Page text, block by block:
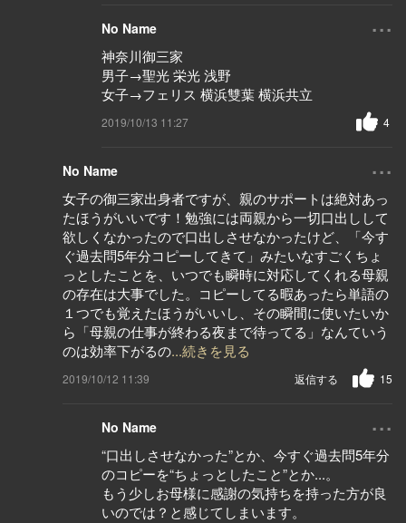
No Name ...
神奈川御三家
男子→聖光 栄光 浅野
女子→フェリス 横浜雙葉 横浜共立
2019/10/13 11:27 4
No Name ...
女子の御三家出身者ですが、親のサポートは絶対あっ
たほうがいいです！勉強には両親から一切口出しして
欲しくなかったので口出しさせなかったけど、「今す
ぐ過去問5年分コピーしてきて」みたいなすごくちょ
っとしたことを、いつでも瞬時に対応してくれる母親
の存在は大事でした。コピーしてる暇あったら単語の
１つでも覚えたほうがいいし、その瞬間に使いたいか
ら「母親の仕事が終わる夜まで待ってる」なんていう
のは効率下がるの...続きを見る
2019/10/12 11:39 15
返信する
No Name ...
“口出しさせなかった”とか、今すぐ過去問5年分
のコピーを“ちょっとしたこと”とか...。
もう少しお母様に感謝の気持ちを持った方が良
いのでは？と感じてしまいます。